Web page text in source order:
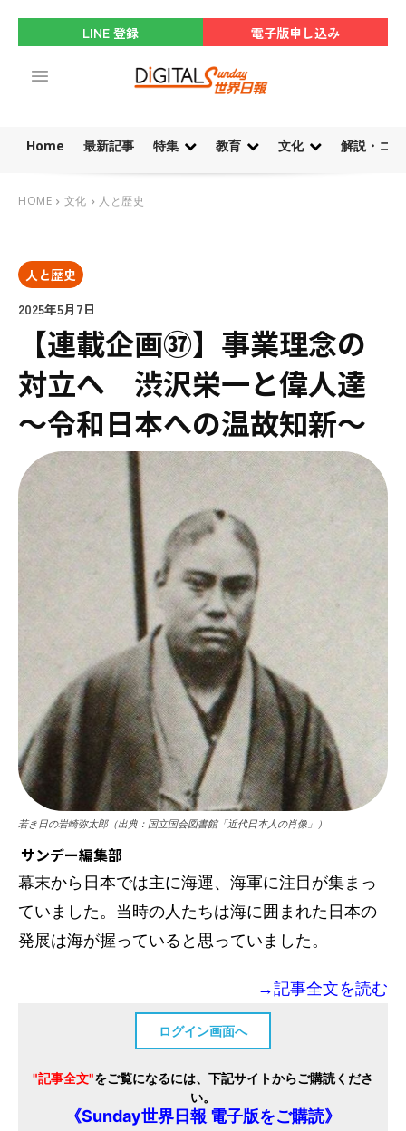
LINE 登録 電子版申し込み
Home 最新記事 特集 教育 文化 解説・コ
HOME 文化 人と歴史
人と歴史
2025年5月7日
【連載企画㊲】事業理念の
対立へ 渋沢栄一と偉人達
～令和日本への温故知新～
若き日の岩崎弥太郎（出典：国立国会図書館「近代日本人の肖像」）
サンデー編集部
幕末から日本では主に海運、海軍に注目が集まっ
ていました。当時の人たちは海に囲まれた日本の
発展は海が握っていると思っていました。
→記事全文を読む
ログイン画面へ
"記事全文"をご覧になるには、下記サイトからご購読くださ
い。
《Sunday世界日報 電子版をご購読》